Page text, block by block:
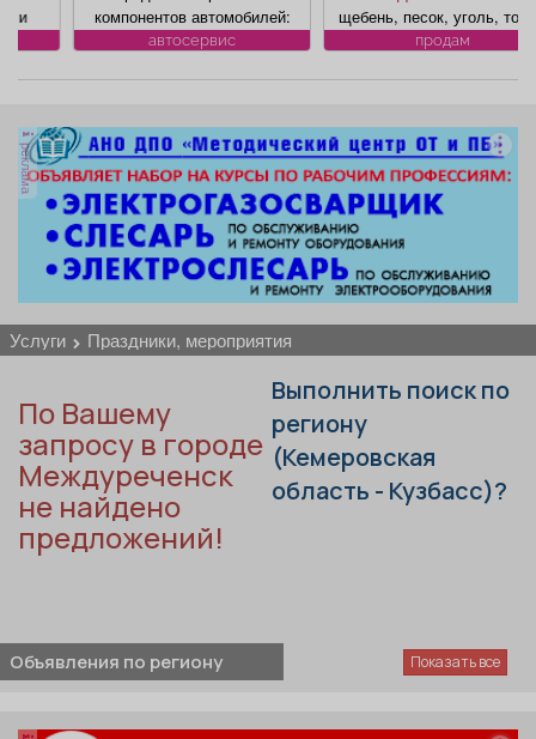
Афиша Обучение Проекты
Товары Поздравления Погода
ТВ программа Я - пенсионер
компонентов автомобилей:
климат контроля, ЭБУ,
дисплеев, и многого другого.
Быстро, качественно,
недорого! Точная стоимость
ремонта определяется после
осмотра
автосервис
щебень, песок, уголь, торф,
гравий, шлак, отсыпка и
продам
реклама
услуги праздники, мероприятия
По Вашему
запросу в городе
Междуреченск
не найдено
предложений!
Выполнить поиск по
региону
(Кемеровская
область - Кузбасс)?
Объявления по региону